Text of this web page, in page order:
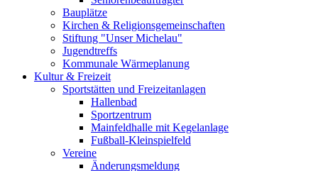
Bauplätze
Kirchen & Religionsgemeinschaften
Stiftung "Unser Michelau"
Jugendtreffs
Kommunale Wärmeplanung
Kultur & Freizeit
Sportstätten und Freizeitanlagen
Hallenbad
Sportzentrum
Mainfeldhalle mit Kegelanlage
Fußball-Kleinspielfeld
Vereine
Änderungsmeldung